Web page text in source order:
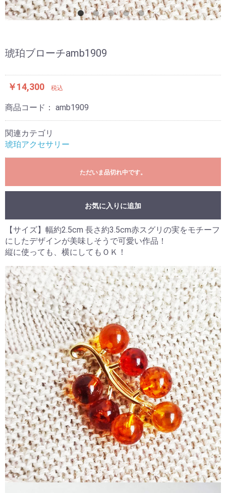
琥珀ブローチamb1909
￥14,300 税込
商品コード： amb1909
関連カテゴリ
琥珀アクセサリー
ただいま品切れ中です。
お気に入りに追加
【サイズ】幅約2.5cm 長さ約3.5cm赤スグリの実をモチーフ
にしたデザインが美味しそうで可愛い作品！
縦に使っても、横にしてもＯＫ！